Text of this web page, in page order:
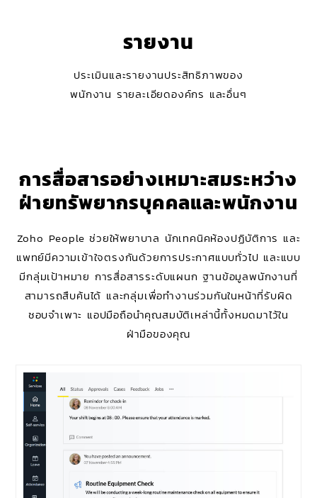
รายงาน
ประเมินและรายงานประสิทธิภาพของ
พนักงาน รายละเอียดองค์กร และอื่นๆ
การสื่อสารอย่างเหมาะสมระหว่าง
ฝ่ายทรัพยากรบุคคลและพนักงาน
Zoho People ช่วยให้พยาบาล นักเทคนิคห้องปฏิบัติการ และ
แพทย์มีความเข้าใจตรงกันด้วยการประกาศแบบทั่วไป และแบบ
มีกลุ่มเป้าหมาย การสื่อสารระดับแผนก ฐานข้อมูลพนักงานที่
สามารถสืบค้นได้ และกลุ่มเพื่อทำงานร่วมกันในหน้าที่รับผิด
ชอบจำเพาะ แอปมือถือนำคุณสมบัติเหล่านี้ทั้งหมดมาไว้ใน
ฝ่ามือของคุณ